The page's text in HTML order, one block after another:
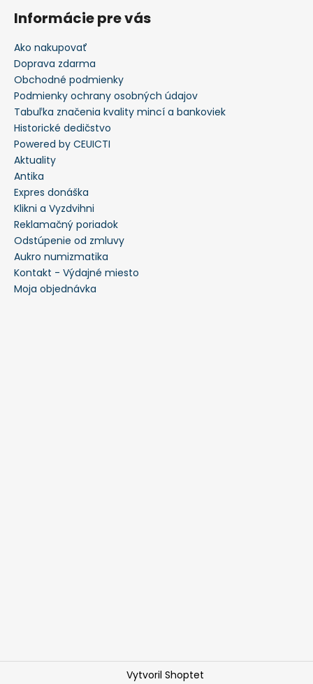
Informácie pre vás
Ako nakupovať
Doprava zdarma
Obchodné podmienky
Podmienky ochrany osobných údajov
Tabuľka značenia kvality mincí a bankoviek
Historické dedičstvo
Powered by CEUICTI
Aktuality
Antika
Expres donáška
Klikni a Vyzdvihni
Reklamačný poriadok
Odstúpenie od zmluvy
Aukro numizmatika
Kontakt - Výdajné miesto
Moja objednávka
Vytvoril Shoptet